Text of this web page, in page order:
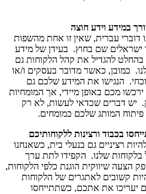
במידע וידע חוצה
דוברי עברית, שאין זו אחת מהשפות
ישראלים שם בחוץ. בעידן של מידע
בהחלט להגדיל את קהל הלקוחות גם
כמובן, כאשר מדובר בעסקים ו/או
הנגישו את המידע שלכם גם
מכם באופן מיידי, אך המומחיות
יש דברים שכדאי לעשות, לא רק
המותג שלכם כמומחים.
בכבוד ורצינות ללקוחותיכם
רציניים גם בנעלי בית, כשאנחנו
שלנו. הקפידו לתת ערך
הצעה שיווקית הוגנת כלפי הלקוחות,
קשובים לאתגרים של הלקוחות
יעריכו את אתכם, כשתתייחסו